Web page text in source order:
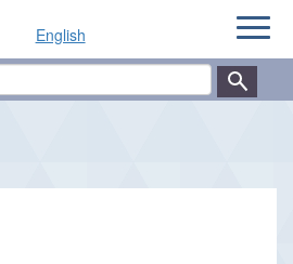
English
品
ナ
ゲ